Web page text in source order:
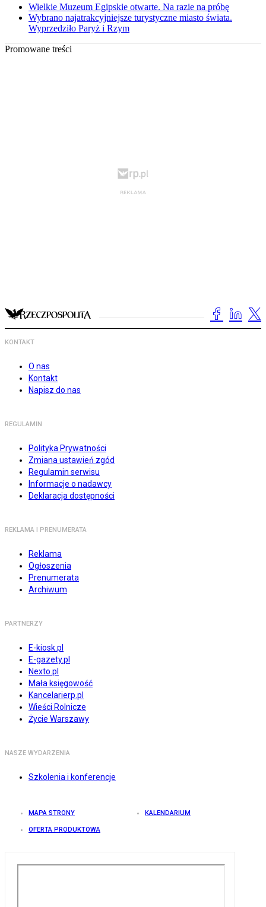
Wielkie Muzeum Egipskie otwarte. Na razie na próbę
Wybrano najatrakcyjniejsze turystyczne miasto świata.
Wyprzedziło Paryż i Rzym
Promowane treści
KONTAKT
O nas
Kontakt
Napisz do nas
REGULAMIN
Polityka Prywatności
Zmiana ustawień zgód
Regulamin serwisu
Informacje o nadawcy
Deklaracja dostępności
REKLAMA I PRENUMERATA
Reklama
Ogłoszenia
Prenumerata
Archiwum
PARTNERZY
E-kiosk.pl
E-gazety.pl
Nexto.pl
Mała księgowość
Kancelarierp.pl
Wieści Rolnicze
Życie Warszawy
NASZE WYDARZENIA
Szkolenia i konferencje
MAPA STRONY KALENDARIUM
OFERTA PRODUKTOWA